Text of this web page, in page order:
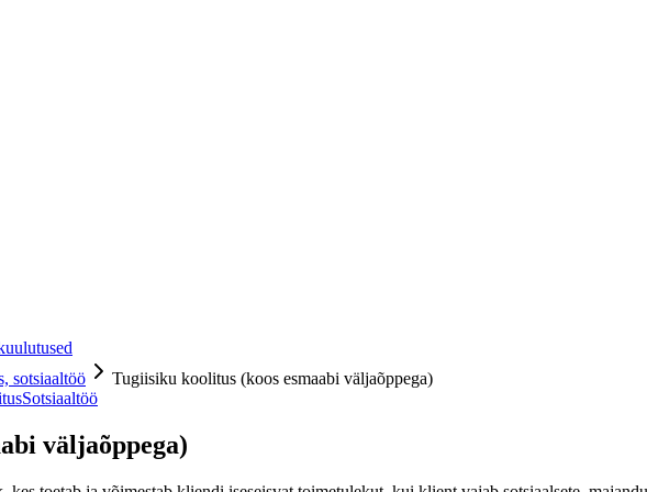
sotsiaaltöö
Tugiisiku koolitus (koos esmaabi väljaõppega)
Sotsiaaltöö
väljaõppega)